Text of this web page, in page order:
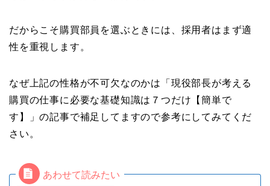
だからこそ購買部員を選ぶときには、採用者はまず適
性を重視します。
なぜ上記の性格が不可欠なのかは「現役部長が考える
購買の仕事に必要な基礎知識は７つだけ【簡単で
す】」の記事で補足してますので参考にしてみてくだ
さい。